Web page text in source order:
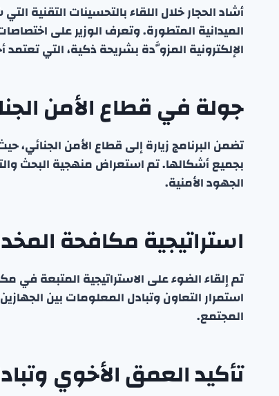
أشاد الحجار خلال اللقاء بالتحسينات التقنية
الميدانية المتطورة. وتعرف الوزير على
الإلكترونية المزوَّدة بشريحة ذكية، التي
جولة في قطاع الأمن
تضمن البرنامج زيارة إلى قطاع الأمن
بجميع أشكالها. تم استعراض منهجية البحث
الجهود الأمنية.
استراتيجية مكافحة
تم إلقاء الضوء على الاستراتيجية المتبعة في
استمرار التعاون وتبادل المعلومات بين
المجتمع.
تأكيد العمق الأخوي